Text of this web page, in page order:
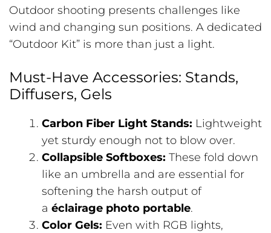
Outdoor shooting presents challenges like
wind and changing sun positions. A dedicated
“Outdoor Kit” is more than just a light.
Must-Have Accessories: Stands,
Diffusers, Gels
Carbon Fiber Light Stands: Lightweight
yet sturdy enough not to blow over.
Collapsible Softboxes: These fold down
like an umbrella and are essential for
softening the harsh output of
a éclairage photo portable.
Color Gels: Even with RGB lights,